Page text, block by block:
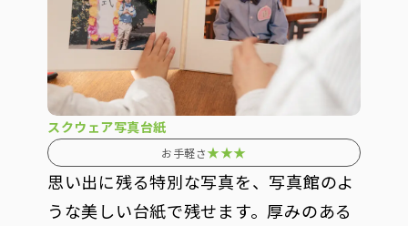
スクウェア写真台紙
お手軽さ★★★
思い出に残る特別な写真を、写真館のよ
うな美しい台紙で残せます。厚みのある